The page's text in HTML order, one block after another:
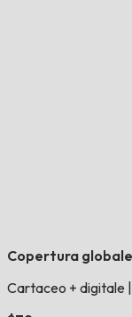
Copertura globale
Cartaceo + digitale